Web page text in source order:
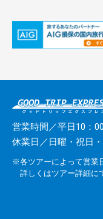
営業時間／平日10：
休業日／日曜・祝日
※各ツアーによって営業
詳しくはツアー詳細に